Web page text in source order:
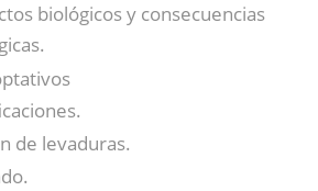
biológicos y consecuencias
de levaduras.